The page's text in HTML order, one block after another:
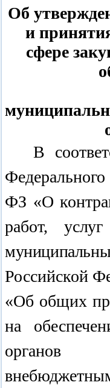
Об
и
сфере
В
ФЗ «О
работ,
Российской
«Об общих
на
органов